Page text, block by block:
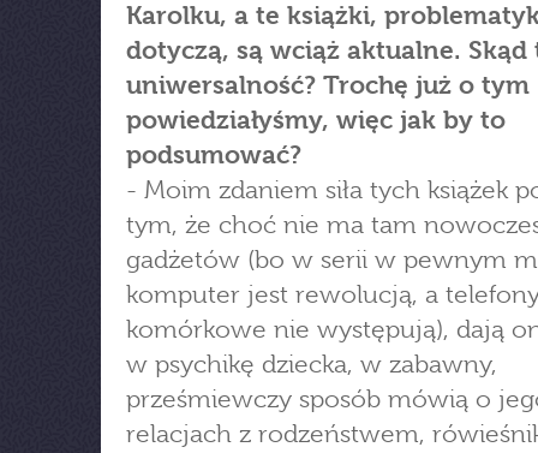
Karolku, a te książki,
dotyczą, są wciąż aktualne. Skąd
uniwersalność? Trochę już o tym
powiedziałyśmy, więc jak by to
podsumować?
- Moim zdaniem siła tych książek
tym, że choć nie ma tam
gadżetów (bo w serii w pewnym
komputer jest rewolucją, a
komórkowe nie występują), dają
w psychikę dziecka, w zabawny,
prześmiewczy sposób mówią o
relacjach z rodzeństwem,